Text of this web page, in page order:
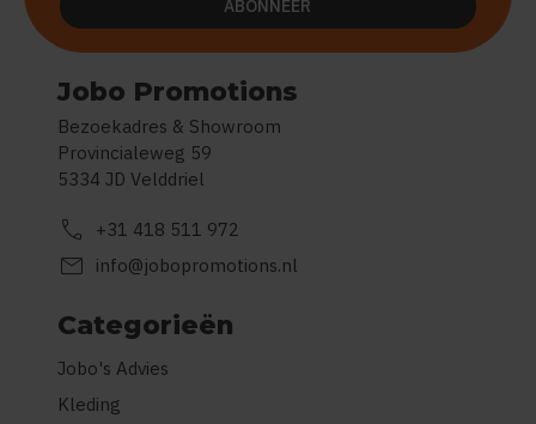
Jobo Promotions
Bezoekadres & Showroom
Provincialeweg 59
5334 JD Velddriel
call +31 418 511 972
mail info@jobopromotions.nl
Categorieën
Jobo's Advies
Kleding
ABONNEER